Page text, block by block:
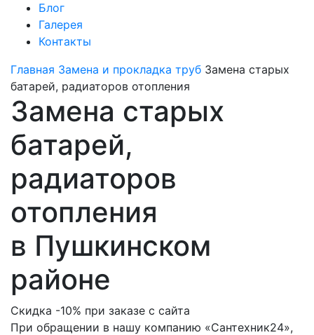
Блог
Галерея
Контакты
Главная Замена и прокладка труб Замена старых
батарей, радиаторов отопления
Замена старых
батарей,
радиаторов
отопления
в Пушкинском
районе
Скидка -10% при заказе с сайта
При обращении в нашу компанию «Сантехник24»,